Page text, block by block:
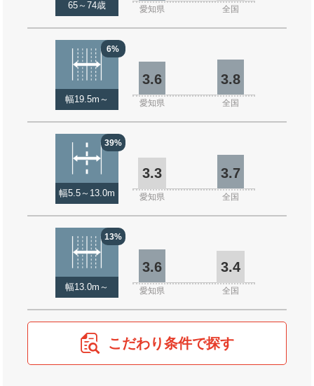
65～74歳 愛知県 全国
6%
幅19.5m～
3.6 3.8
愛知県 全国
39%
幅5.5～13.0m
3.3 3.7
愛知県 全国
13%
幅13.0m～
3.6 3.4
愛知県 全国
こだわり条件で探す